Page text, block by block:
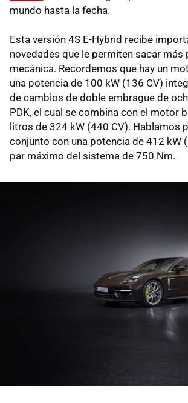
mundo hasta la fecha.
Esta versión 4S E-Hybrid recibe
novedades que le permiten sacar más
mecánica. Recordemos que hay un
una potencia de 100 kW (136 CV)
de cambios de doble embrague de
PDK, el cual se combina con el motor
litros de 324 kW (440 CV). Hablamos
conjunto con una potencia de 412 kW (
par máximo del sistema de 750 Nm.